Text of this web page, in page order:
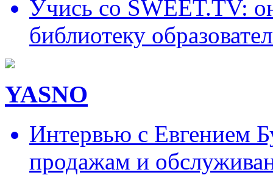
Учись со SWEET.TV:
библиотеку
YASNO
Интервью с Евгением
продажам и